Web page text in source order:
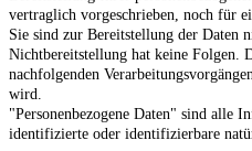
vertraglich vorgeschrieben, noch für
Sie sind zur Bereitstellung der Daten
Nichtbereitstellung hat keine Folgen.
nachfolgenden
wird.
"Personenbezogene Daten" sind alle
identifizierte oder identifizierbare